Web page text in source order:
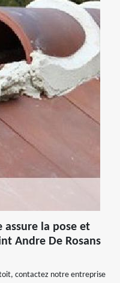
assure la pose et
Andre De Rosans
contactez notre entreprise